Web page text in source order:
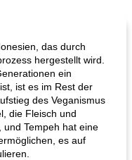
das durch
hergestellt wird.
ein
ist es im Rest der
des Veganismus
die Fleisch und
Tempeh hat eine
es auf